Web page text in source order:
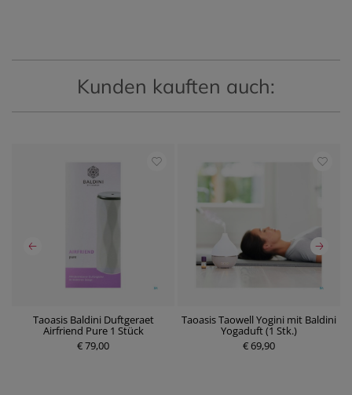
Kunden kauften auch:
Taoasis Baldini Duftgeraet
Airfriend Pure 1 Stück
€ 79,00
Taoasis Taowell Yogini mit Baldini
Yogaduft (1 Stk.)
€ 69,90